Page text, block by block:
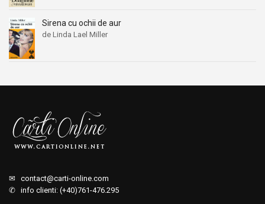
Sirena cu ochii de aur
de Linda Lael Miller
✉ contact@carti-online.com
✆ info clienti: (+40)761-476.295